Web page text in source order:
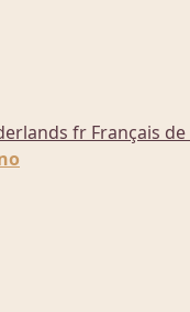
fr Français de